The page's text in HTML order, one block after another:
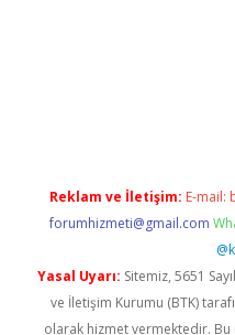
Reklam ve İletişim: E-mail:
forumhizmeti@gmail.com
Yasal Uyarı: Sitemiz, 5651
ve İletişim Kurumu (BTK)
olarak hizmet vermektedir.